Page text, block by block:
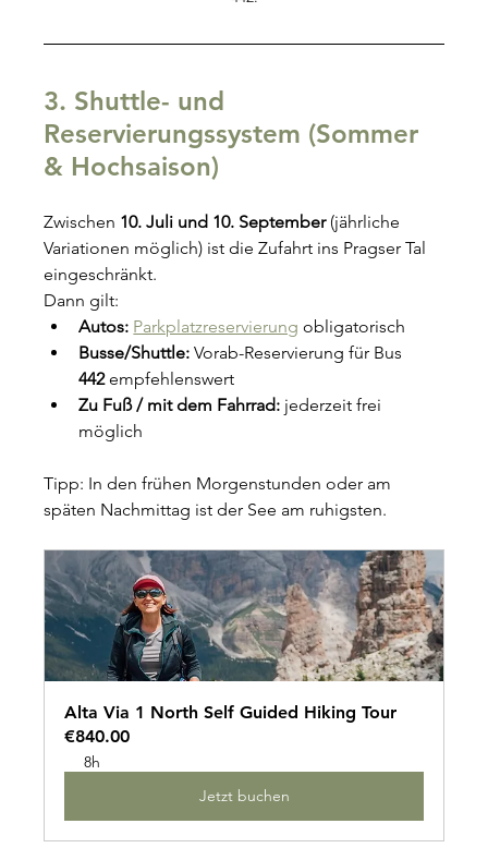
3. Shuttle- und
Reservierungssystem (Sommer
& Hochsaison)
Zwischen 10. Juli und 10. September (jährliche
Variationen möglich) ist die Zufahrt ins Pragser Tal
eingeschränkt.
Dann gilt:
Autos: Parkplatzreservierung obligatorisch
Busse/Shuttle: Vorab-Reservierung für Bus
442 empfehlenswert
Zu Fuß / mit dem Fahrrad: jederzeit frei
möglich
Tipp: In den frühen Morgenstunden oder am
späten Nachmittag ist der See am ruhigsten.
Alta Via 1 North Self Guided Hiking Tour
€840.00
8h
Jetzt buchen